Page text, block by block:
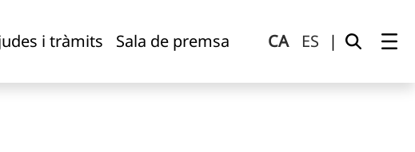
i tràmits Sala de premsa CA ES |